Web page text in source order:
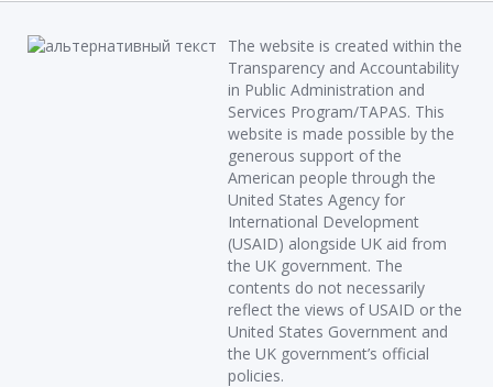
The website is created within the
Transparency and Accountability
in Public Administration and
Services Program/TAPAS. This
website is made possible by the
generous support of the
American people through the
United States Agency for
International Development
(USAID) alongside UK aid from
the UK government. The
contents do not necessarily
reflect the views of USAID or the
United States Government and
the UK government’s official
policies.